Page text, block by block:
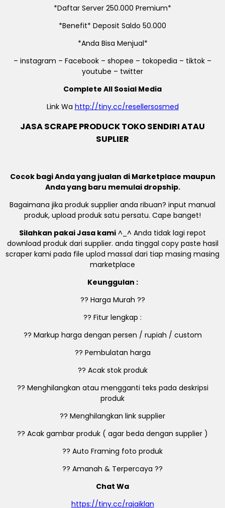
*Daftar Server 250.000 Premium*
*Benefit* Deposit Saldo 50.000
*Anda Bisa Menjual*
– instagram – Facebook – shopee – tokopedia – tiktok –
youtube – twitter
Complete All Sosial Media
Link Wa http://tiny.cc/resellersosmed
JASA SCRAPE PRODUCK TOKO SENDIRI ATAU
SUPLIER
Cocok bagi Anda yang jualan di Marketplace maupun
Anda yang baru memulai dropship.
Bagaimana jika produk supplier anda ribuan? input manual
produk, upload produk satu persatu. Cape banget!
Silahkan pakai Jasa kami ^_^ Anda tidak lagi repot
download produk dari supplier. anda tinggal copy paste hasil
scraper kami pada file uplod massal dari tiap masing masing
marketplace
Keunggulan :
?? Harga Murah ??
?? Fitur lengkap :
?? Markup harga dengan persen / rupiah / custom
?? Pembulatan harga
?? Acak stok produk
?? Menghilangkan atau mengganti teks pada deskripsi
produk
?? Menghilangkan link supplier
?? Acak gambar produk ( agar beda dengan supplier )
?? Auto Framing foto produk
?? Amanah & Terpercaya ??
Chat Wa
https://tiny.cc/rajaiklan